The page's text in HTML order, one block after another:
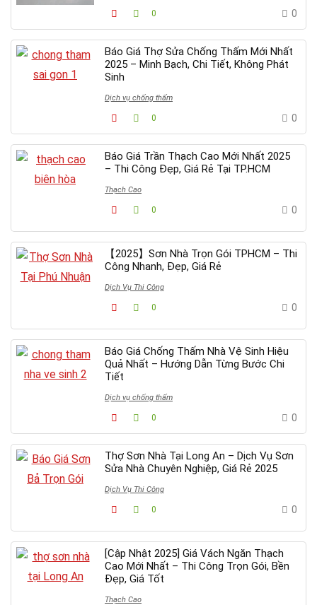
0 0
Báo Giá Thợ Sửa Chống Thấm Mới Nhất
2025 – Minh Bạch, Chi Tiết, Không Phát
Sinh
Dịch vụ chống thấm
0 0
Báo Giá Trần Thạch Cao Mới Nhất 2025
– Thi Công Đẹp, Giá Rẻ Tại TP.HCM
Thạch Cao
0 0
【2025】Sơn Nhà Trọn Gói TPHCM – Thi
Công Nhanh, Đẹp, Giá Rẻ
Dịch Vụ Thi Công
0 0
Báo Giá Chống Thấm Nhà Vệ Sinh Hiệu
Quả Nhất – Hướng Dẫn Từng Bước Chi
Tiết
Dịch vụ chống thấm
0 0
Thợ Sơn Nhà Tại Long An – Dịch Vụ Sơn
Sửa Nhà Chuyên Nghiệp, Giá Rẻ 2025
Dịch Vụ Thi Công
0 0
[Cập Nhật 2025] Giá Vách Ngăn Thạch
Cao Mới Nhất – Thi Công Trọn Gói, Bền
Đẹp, Giá Tốt
Thạch Cao